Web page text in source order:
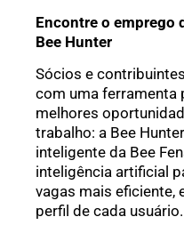
Encontre o emprego
Bee Hunter
Sócios e
com uma ferramenta
melhores
trabalho: a Bee
inteligente da Bee
inteligência artificial
vagas mais eficiente,
perfil de cada usuário.